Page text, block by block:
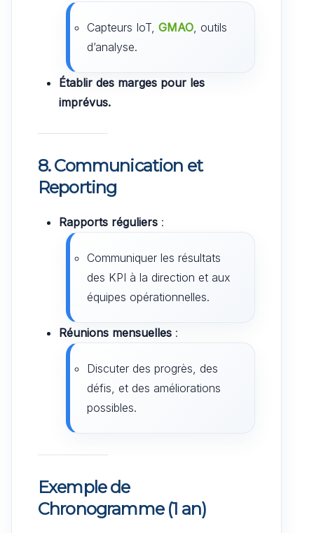
Capteurs IoT, GMAO, outils
d’analyse.
Établir des marges pour les
imprévus.
8. Communication et
Reporting
Rapports réguliers :
Communiquer les résultats
des KPI à la direction et aux
équipes opérationnelles.
Réunions mensuelles :
Discuter des progrès, des
défis, et des améliorations
possibles.
Exemple de
Chronogramme (1 an)